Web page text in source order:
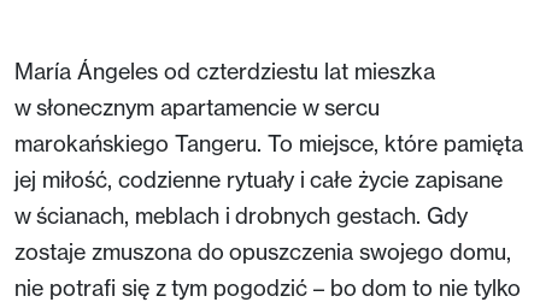
María Ángeles od czterdziestu lat mieszka
w słonecznym apartamencie w sercu
marokańskiego Tangeru. To miejsce, które pamięta
jej miłość, codzienne rytuały i całe życie zapisane
w ścianach, meblach i drobnych gestach. Gdy
zostaje zmuszona do opuszczenia swojego domu,
nie potrafi się z tym pogodzić – bo dom to nie tylko